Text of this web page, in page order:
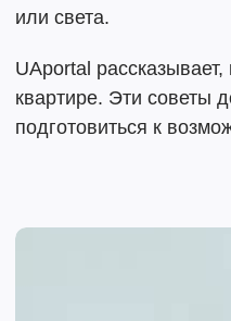
или света.
UAportal рассказывает,
квартире. Эти советы
подготовиться к